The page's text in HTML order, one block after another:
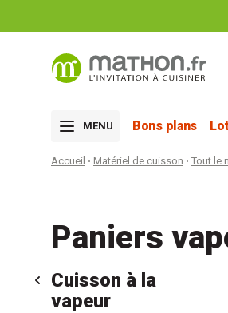
MENU Bons plans
Accueil Matériel de cuisson Tout le
Paniers
Cuisson à la
vapeur